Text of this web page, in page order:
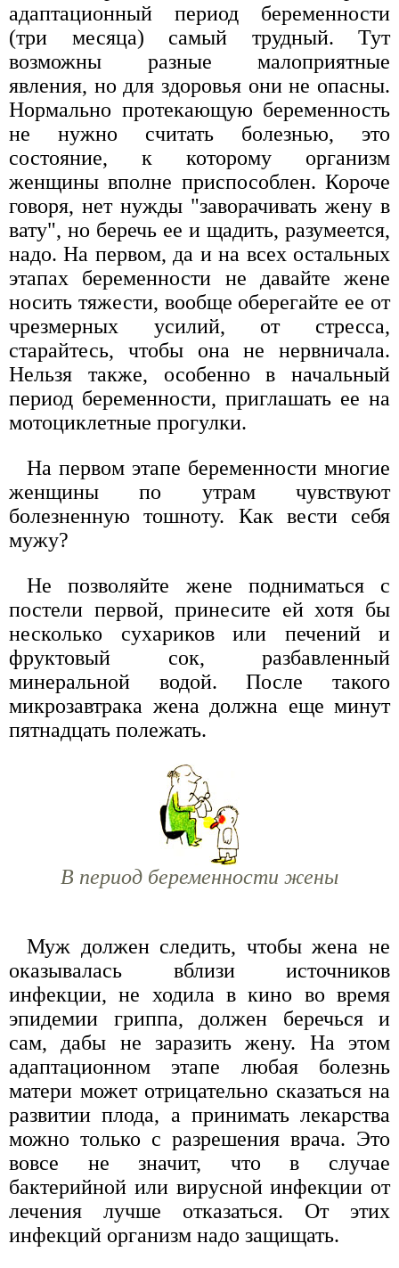
адаптационный период беременности
(три месяца) самый трудный. Тут
возможны разные малоприятные
явления, но для здоровья они не опасны.
Нормально протекающую беременность
не нужно считать болезнью, это
состояние, к которому организм
женщины вполне приспособлен. Короче
говоря, нет нужды "заворачивать жену в
вату", но беречь ее и щадить, разумеется,
надо. На первом, да и на всех остальных
этапах беременности не давайте жене
носить тяжести, вообще оберегайте ее от
чрезмерных усилий, от стресса,
старайтесь, чтобы она не нервничала.
Нельзя также, особенно в начальный
период беременности, приглашать ее на
мотоциклетные прогулки.
На первом этапе беременности многие
женщины по утрам чувствуют
болезненную тошноту. Как вести себя
мужу?
Не позволяйте жене подниматься с
постели первой, принесите ей хотя бы
несколько сухариков или печений и
фруктовый сок, разбавленный
минеральной водой. После такого
микрозавтрака жена должна еще минут
пятнадцать полежать.
В период беременности жены
Муж должен следить, чтобы жена не
оказывалась вблизи источников
инфекции, не ходила в кино во время
эпидемии гриппа, должен беречься и
сам, дабы не заразить жену. На этом
адаптационном этапе любая болезнь
матери может отрицательно сказаться на
развитии плода, а принимать лекарства
можно только с разрешения врача. Это
вовсе не значит, что в случае
бактерийной или вирусной инфекции от
лечения лучше отказаться. От этих
инфекций организм надо защищать.